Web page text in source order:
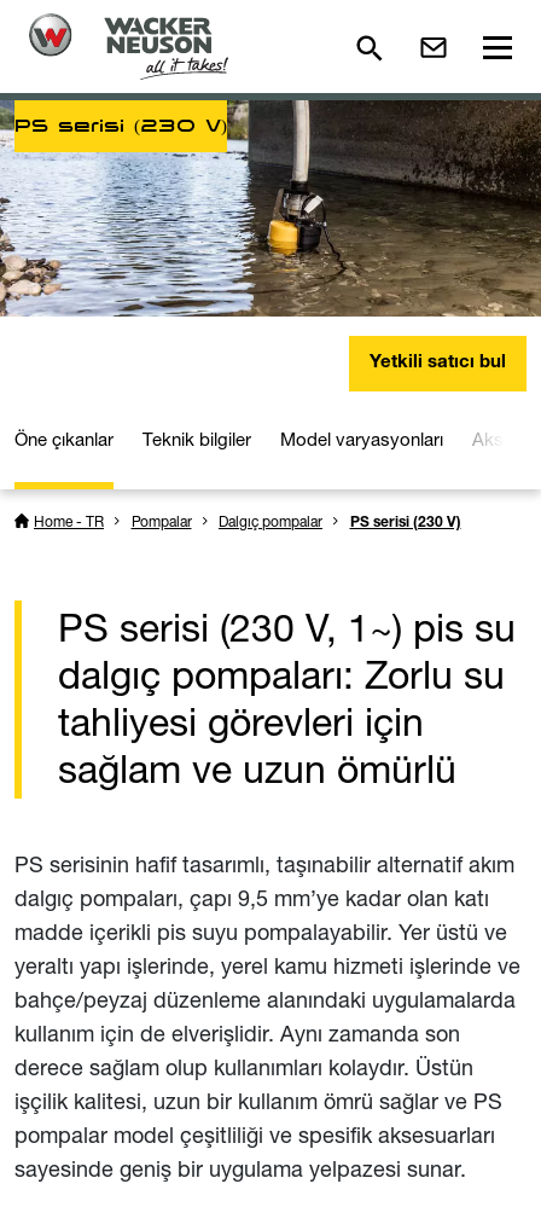
PS serisi (230 V)
Yetkili satıcı bul
Öne çıkanlar Teknik bilgiler Model varyasyonları
Home - TR Pompalar Dalgıç pompalar PS serisi (230 V)
PS serisi (230 V, 1~) pis su
dalgıç pompaları: Zorlu su
tahliyesi görevleri için
sağlam ve uzun ömürlü
PS serisinin hafif tasarımlı, taşınabilir alternatif akım
dalgıç pompaları, çapı 9,5 mm’ye kadar olan katı
madde içerikli pis suyu pompalayabilir. Yer üstü ve
yeraltı yapı işlerinde, yerel kamu hizmeti işlerinde ve
bahçe/peyzaj düzenleme alanındaki uygulamalarda
kullanım için de elverişlidir. Aynı zamanda son
derece sağlam olup kullanımları kolaydır. Üstün
işçilik kalitesi, uzun bir kullanım ömrü sağlar ve PS
pompalar model çeşitliliği ve spesifik aksesuarları
sayesinde geniş bir uygulama yelpazesi sunar.